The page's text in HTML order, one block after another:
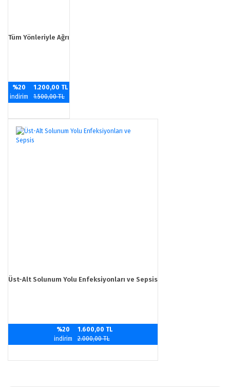
Tüm Yönleriyle Ağrı
%20
indirim
1.200,00 TL
1.500,00 TL
Üst-Alt Solunum Yolu Enfeksiyonları ve Sepsis
%20
indirim
1.600,00 TL
2.000,00 TL